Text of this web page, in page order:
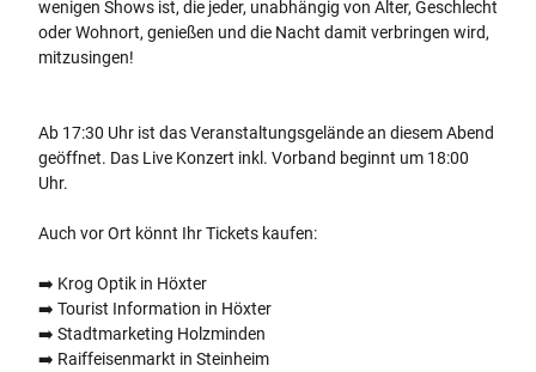
wenigen Shows ist, die jeder, unabhängig von Alter, Geschlecht
oder Wohnort, genießen und die Nacht damit verbringen wird,
mitzusingen!
Ab 17:30 Uhr ist das Veranstaltungsgelände an diesem Abend
geöffnet. Das Live Konzert inkl. Vorband beginnt um 18:00
Uhr.
Auch vor Ort könnt Ihr Tickets kaufen:
➡️ Krog Optik in Höxter
➡️ Tourist Information in Höxter
➡️ Stadtmarketing Holzminden
➡️ Raiffeisenmarkt in Steinheim